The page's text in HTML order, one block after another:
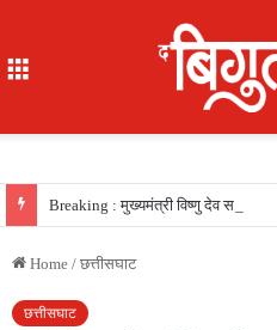
Home / छत्तीसघाट
छत्तीसघाट